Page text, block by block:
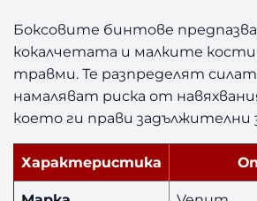
Боксовите бинтове
кокалчетата и малките
травми. Те разпределят
намаляват риска от
което ги прави задължителни
Характеристика